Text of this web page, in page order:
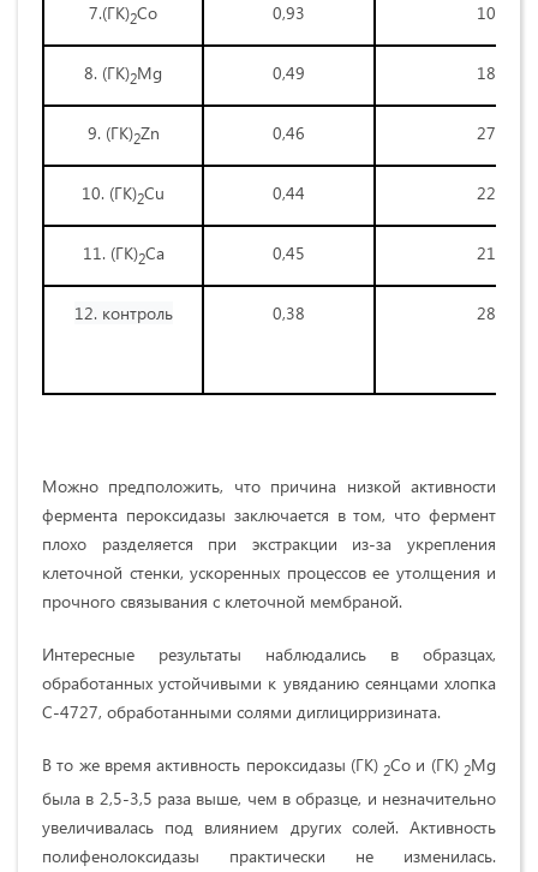
7.(ГК)2Со 0,93 100,1
8. (ГК)2Mg 0,49 186,2
9. (ГК)2Zn 0,46 271,2
10. (ГК)2Сu 0,44 222,7
11. (ГК)2Сa 0,45 211,1
12. контроль 0,38 288,7
Можно предположить, что причина низкой активности
фермента пероксидазы заключается в том, что фермент
плохо разделяется при экстракции из-за укрепления
клеточной стенки, ускоренных процессов ее утолщения и
прочного связывания с клеточной мембраной.
Интересные результаты наблюдались в образцах,
обработанных устойчивыми к увяданию сеянцами хлопка
С-4727, обработанными солями диглицирризината.
В то же время активность пероксидазы (ГК) 2Co и (ГК) 2Mg
была в 2,5-3,5 раза выше, чем в образце, и незначительно
увеличивалась под влиянием других солей. Активность
полифенолоксидазы практически не изменилась.